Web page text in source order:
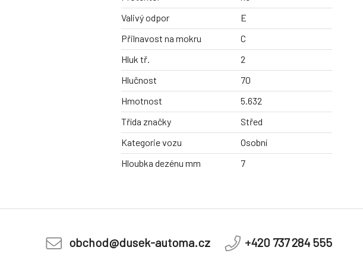
Valivý odpor
E
Přilnavost na mokru
C
Hluk tř.
2
Hlučnost
70
Hmotnost
5.632
Třída značky
Střed
Kategorie vozu
Osobní
Hloubka dezénu mm
7
obchod@dusek-automa.cz +420 737 284 555